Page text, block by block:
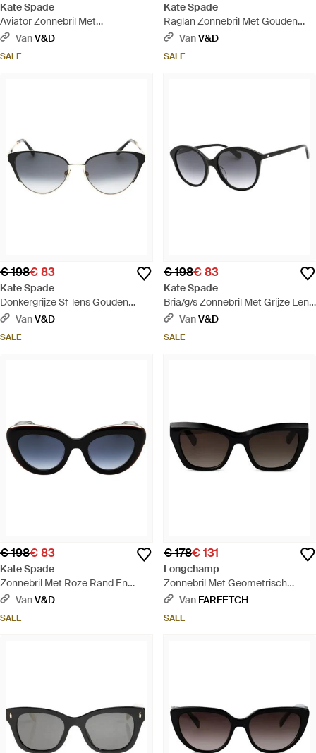
Kate Spade
Aviator Zonnebril Met
Verlooplenzen - Bruin
VanV&D
SALE
Kate Spade
Raglan Zonnebril Met Gouden
Montuur En Grijze Glazen - Zwart
VanV&D
SALE
€ 198€ 83
Kate Spade
Donkergrijze Sf-lens Gouden
Zonnebril Met Zwart Detail - Bruin
VanV&D
SALE
€ 198€ 83
Kate Spade
Bria/g/s Zonnebril Met Grijze Lens
En Zwarte Afwerking - Zwart
VanV&D
SALE
€ 198€ 83
Kate Spade
Zonnebril Met Roze Rand En
Zwarte Accenten - Blauw
VanV&D
SALE
€ 178€ 131
Longchamp
Zonnebril Met Geometrisch
Montuur - Zwart
Van FARFETCH
SALE